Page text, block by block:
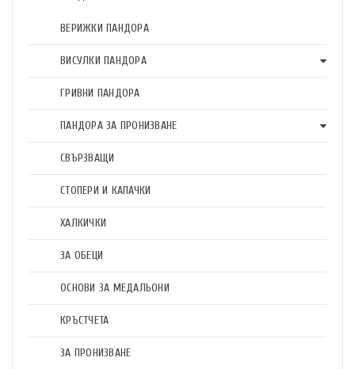
ВЕРИЖКИ ПАНДОРА
ВИСУЛКИ ПАНДОРА
ГРИВНИ ПАНДОРА
ПАНДОРА ЗА ПРОНИЗВАНЕ
СВЪРЗВАЩИ
СТОПЕРИ И КАПАЧКИ
ХАЛКИЧКИ
ЗА ОБЕЦИ
ОСНОВИ ЗА МЕДАЛЬОНИ
КРЪСТЧЕТА
ЗА ПРОНИЗВАНЕ